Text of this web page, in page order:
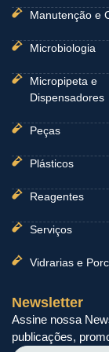
Manutenção e
Microbiologia
Micropipeta e
Dispensadores
Peças
Plásticos
Reagentes
Serviços
Vidrarias e
Newsletter
Assine nossa
publicações,